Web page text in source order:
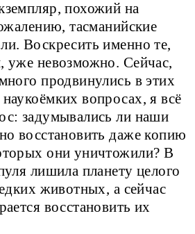
похожий на
тасманийские
Воскресить именно те,
уже невозможно. Сейчас,
продвинулись в этих
вопросах, я всё
задумывались ли наши
восстановить даже копию
они уничтожили? В
лишила планету целого
животных, а сейчас
восстановить их